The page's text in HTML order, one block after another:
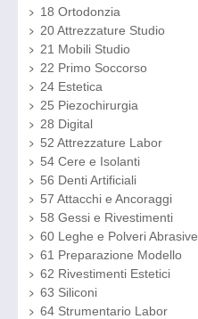
18 Ortodonzia
20 Attrezzature Studio
21 Mobili Studio
22 Primo Soccorso
24 Estetica
25 Piezochirurgia
28 Digital
52 Attrezzature Labor
54 Cere e Isolanti
56 Denti Artificiali
57 Attacchi e Ancoraggi
58 Gessi e Rivestimenti
60 Leghe e Polveri Abrasive
61 Preparazione Modello
62 Rivestimenti Estetici
63 Siliconi
64 Strumentario Labor